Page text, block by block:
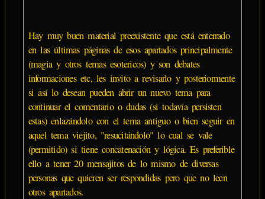
Hay muy buen material preexistente que está enterrado
en las últimas páginas de esos apartados principalmente
(magia y otros temas esotericos) y son debates
informaciones etc, les invito a revisarlo y posteriormente
si así lo desean pueden abrir un nuevo tema para
continuar el comentario o dudas (si todavía persisten
estas) enlazándolo con el tema antiguo o bien seguir en
aquel tema viejito, "resucitándolo" lo cual se vale
(permitido) si tiene concatenación y lógica. Es preferible
ello a tener 20 mensajitos de lo mismo de diversas
personas que quieren ser respondidas pero que no leen
otros apartados.